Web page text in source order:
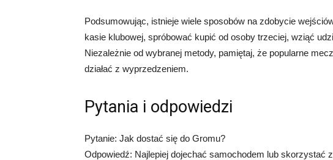
Podsumowując, istnieje wiele sposobów na zdobycie
kasie klubowej, spróbować kupić od osoby trzeciej, wziąć
Niezależnie od wybranej metody, pamiętaj, że popularne
działać z wyprzedzeniem.
Pytania i odpowiedzi
Pytanie: Jak dostać się do Gromu?
Odpowiedź: Najlepiej dojechać samochodem lub skorzystać